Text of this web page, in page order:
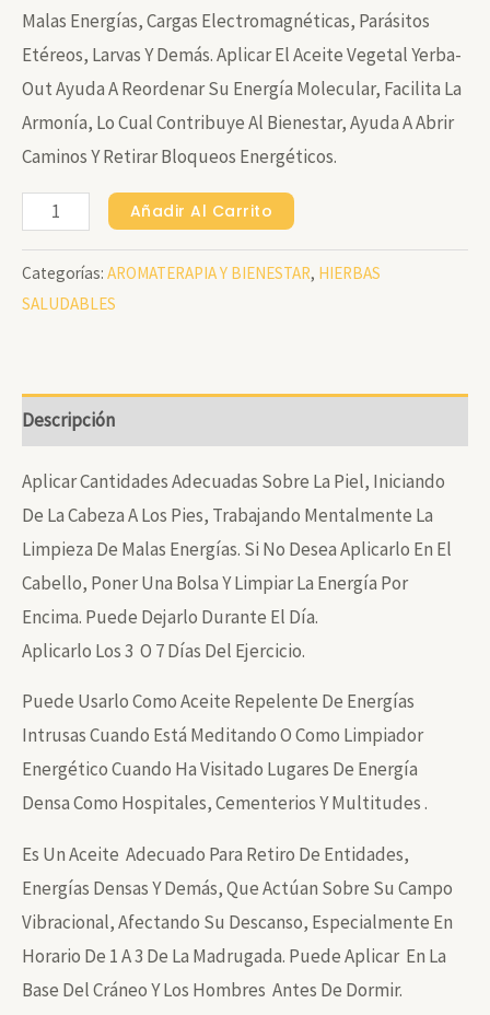
Malas Energías, Cargas Electromagnéticas, Parásitos
Etéreos, Larvas Y Demás. Aplicar El Aceite Vegetal Yerba-
Out Ayuda A Reordenar Su Energía Molecular, Facilita La
Armonía, Lo Cual Contribuye Al Bienestar, Ayuda A Abrir
Caminos Y Retirar Bloqueos Energéticos.
RETIRO-
OUT
ACEITE
X
120
ML
Cantidad
Añadir Al Carrito
Categorías: AROMATERAPIA Y BIENESTAR, HIERBAS
SALUDABLES
Descripción
Aplicar Cantidades Adecuadas Sobre La Piel, Iniciando
De La Cabeza A Los Pies, Trabajando Mentalmente La
Limpieza De Malas Energías. Si No Desea Aplicarlo En El
Cabello, Poner Una Bolsa Y Limpiar La Energía Por
Encima. Puede Dejarlo Durante El Día.
Aplicarlo Los 3 O 7 Días Del Ejercicio.
Puede Usarlo Como Aceite Repelente De Energías
Intrusas Cuando Está Meditando O Como Limpiador
Energético Cuando Ha Visitado Lugares De Energía
Densa Como Hospitales, Cementerios Y Multitudes .
Es Un Aceite Adecuado Para Retiro De Entidades,
Energías Densas Y Demás, Que Actúan Sobre Su Campo
Vibracional, Afectando Su Descanso, Especialmente En
Horario De 1 A 3 De La Madrugada. Puede Aplicar En La
Base Del Cráneo Y Los Hombres Antes De Dormir.